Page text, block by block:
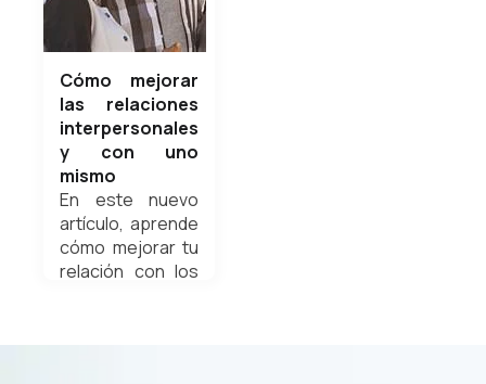
Cómo mejorar
las relaciones
interpersonales
y con uno
mismo
En este nuevo
artículo, aprende
cómo mejorar tu
relación con los